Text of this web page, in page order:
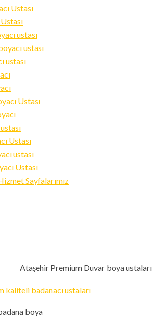
Ustası
ustası
ustası
ustası
Ustası
Ustası
ustası
Ustası
Sayfalarımız
Ataşehir Premium Duvar boya ustaları
boya